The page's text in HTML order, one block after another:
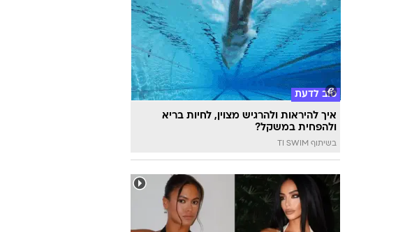
טוב לדעת
איך להיראות ולהרגיש מצוין, לחיות בריא
ולהפחית במשקל?
בשיתוף TI SWIM